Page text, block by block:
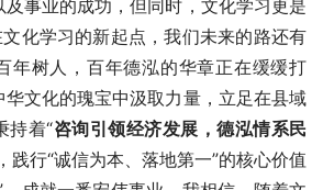
年树人，百年德泓的华章正在缓缓打
华文化的瑰宝中汲取力量，立足在县域
持着“咨询引领经济发展，德泓情系民
践行“诚信为本、落地第一”的核心价值
成就一番宏伟事业。我相信，随着文
个百年奋斗目标的实现，也必将推动